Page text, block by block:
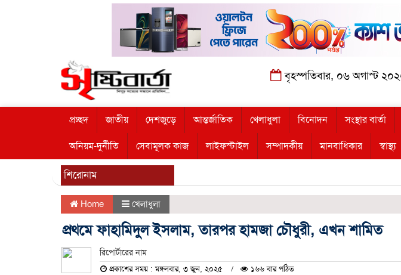
বৃহস্পতিবার, ০৬ অগাস্ট
প্রচ্ছদ জাতীয় দেশজুড়ে আন্তর্জাতিক খেলাধুলা বিনোদন সংস্থার বার্তা
অনিয়ম-দুর্নীতি সেবামূলক কাজ লাইফস্টাইল সম্পাদকীয় মানবাধিকার স্বাস্থ্য
শিরোনাম
Home খেলাধুলা
প্রথমে ফাহামিদুল ইসলাম, তারপর হামজা চৌধুরী, এখন শামিত
রিপোর্টারের নাম
প্রকাশের সময় : মঙ্গলবার, ৩ জুন, ২০২৫ ১৬৬ বার পঠিত